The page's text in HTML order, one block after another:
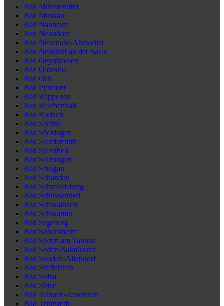
Bad Münstereifel
Bad Muskau
Bad Nauheim
Bad Nenndorf
Bad Neuenahr-Ahrweiler
Bad Neustadt an der Saale
Bad Oeynhausen
Bad Oldesloe
Bad Orb
Bad Pyrmont
Bad Rappenau
Bad Reichenhall
Bad Rodach
Bad Sachsa
Bad Säckingen
Bad Salzdetfurth
Bad Salzuflen
Bad Salzungen
Bad Saulgau
Bad Schandau
Bad Schmiedeberg
Bad Schussenried
Bad Schwalbach
Bad Schwartau
Bad Segeberg
Bad Sobernheim
Bad Soden am Taunus
Bad Soden-Salmünster
Bad Sooden-Allendorf
Bad Staffelstein
Bad Sulza
Bad Sülze
Bad Teinach-Zavelstein
Bad Tennstedt